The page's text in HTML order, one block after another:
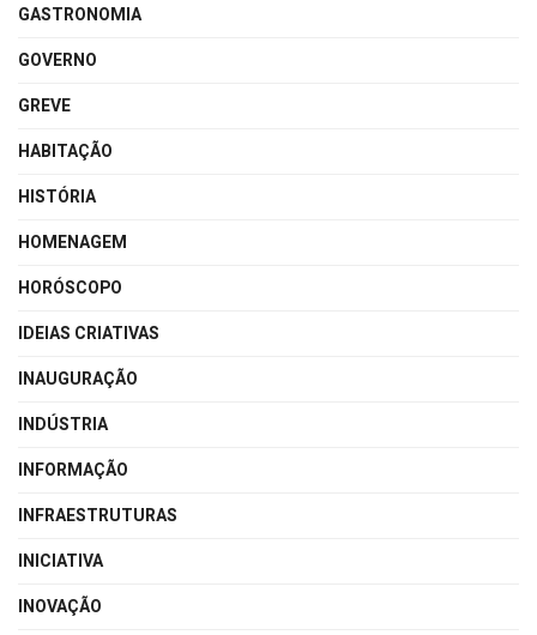
GASTRONOMIA
GOVERNO
GREVE
HABITAÇÃO
HISTÓRIA
HOMENAGEM
HORÓSCOPO
IDEIAS CRIATIVAS
INAUGURAÇÃO
INDÚSTRIA
INFORMAÇÃO
INFRAESTRUTURAS
INICIATIVA
INOVAÇÃO